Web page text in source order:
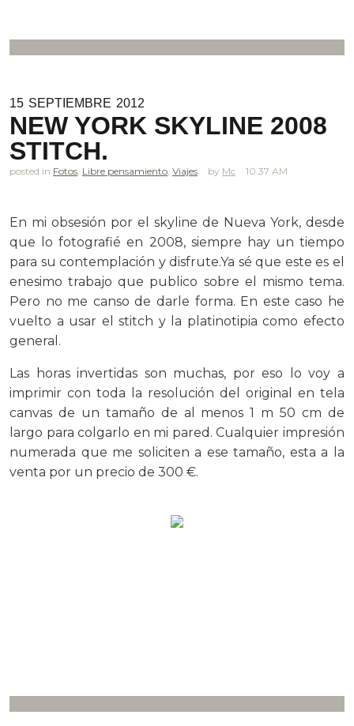
15 SEPTIEMBRE 2012
NEW YORK SKYLINE 2008
STITCH.
posted in Fotos Libre pensamiento Viajes Mc 10.37 AM
En mi obsesión por el skyline de Nueva York, desde
que lo fotografié en 2008, siempre hay un tiempo
para su contemplación y disfrute.Ya sé que este es el
enesimo trabajo que publico sobre el mismo tema.
Pero no me canso de darle forma. En este caso he
vuelto a usar el stitch y la platinotipia como efecto
general.
Las horas invertidas son muchas, por eso lo voy a
imprimir con toda la resolución del original en tela
canvas de un tamaño de al menos 1 m 50 cm de
largo para colgarlo en mi pared. Cualquier impresión
numerada que me soliciten a ese tamaño, esta a la
venta por un precio de 300 €.